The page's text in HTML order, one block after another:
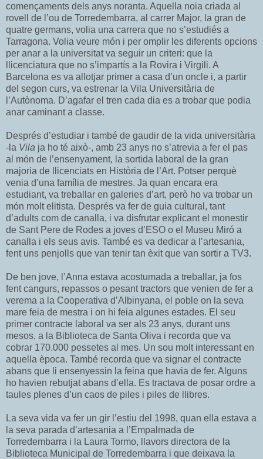
començaments dels anys noranta. Aquella noia criada al
rovell de l’ou de Torredembarra, al carrer Major, la gran de
quatre germans, volia una carrera que no s’estudiés a
Tarragona. Volia veure món i per omplir les diferents opcions
per anar a la universitat va seguir un criteri: que la
llicenciatura que no s’impartís a la Rovira i Virgili. A
Barcelona es va allotjar primer a casa d’un oncle i, a partir
del segon curs, va estrenar la Vila Universitària de
l’Autònoma. D’agafar el tren cada dia es a trobar que podia
anar caminant a classe.
Després d’estudiar i també de gaudir de la vida universitària
-la Vila ja ho té això-, amb 23 anys no s’atrevia a fer el pas
al món de l’ensenyament, la sortida laboral de la gran
majoria de llicenciats en Història de l’Art. Potser perquè
venia d’una família de mestres. Ja quan encara era
estudiant, va treballar en galeries d’art, però ho va trobar un
món molt elitista. Després va fer de guia cultural, tant
d’adults com de canalla, i va disfrutar explicant el monestir
de Sant Pere de Rodes a joves d’ESO o el Museu Miró a
canalla i els seus avis. També es va dedicar a l’artesania,
fent uns penjolls que van tenir tan èxit que van sortir a TV3.
De ben jove, l’Anna estava acostumada a treballar, ja fos
fent cangurs, repassos o pesant tractors que venien de fer a
verema a la Cooperativa d’Albinyana, el poble on la seva
mare feia de mestra i on hi feia algunes estades. El seu
primer contracte laboral va ser als 23 anys, durant uns
mesos, a la Biblioteca de Santa Oliva i recorda que va
cobrar 170.000 pessetes al mes. Un sou molt interessant en
aquella època. També recorda que va signar el contracte
abans que li ensenyessin la feina que havia de fer. Alguns
ho havien rebutjat abans d’ella. Es tractava de posar ordre a
taules plenes d’un caos de piles i piles de llibres.
La seva vida va fer un gir l’estiu del 1998, quan ella estava a
la seva parada d’artesania a l’Empalmada de
Torredembarra i la Laura Tormo, llavors directora de la
Biblioteca Municipal de Torredembarra i que deixava la